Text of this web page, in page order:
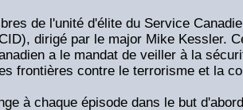
de l'unité d'élite du Service
dirigé par le major Mike Kessler.
a le mandat de veiller à la
frontières contre le terrorisme et la
à chaque épisode dans le but